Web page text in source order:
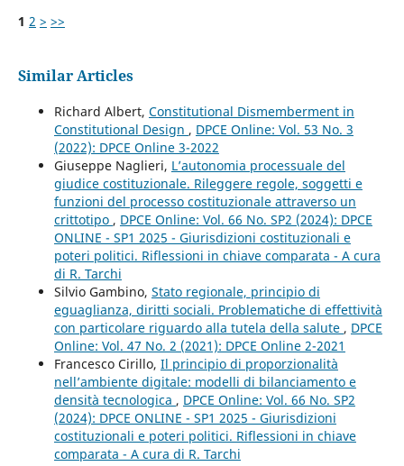
1 2 > >>
Similar Articles
Richard Albert, Constitutional Dismemberment in
Constitutional Design , DPCE Online: Vol. 53 No. 3
(2022): DPCE Online 3-2022
Giuseppe Naglieri, L’autonomia processuale del
giudice costituzionale. Rileggere regole, soggetti e
funzioni del processo costituzionale attraverso un
crittotipo , DPCE Online: Vol. 66 No. SP2 (2024): DPCE
ONLINE - SP1 2025 - Giurisdizioni costituzionali e
poteri politici. Riflessioni in chiave comparata - A cura
di R. Tarchi
Silvio Gambino, Stato regionale, principio di
eguaglianza, diritti sociali. Problematiche di effettività
con particolare riguardo alla tutela della salute , DPCE
Online: Vol. 47 No. 2 (2021): DPCE Online 2-2021
Francesco Cirillo, Il principio di proporzionalità
nell’ambiente digitale: modelli di bilanciamento e
densità tecnologica , DPCE Online: Vol. 66 No. SP2
(2024): DPCE ONLINE - SP1 2025 - Giurisdizioni
costituzionali e poteri politici. Riflessioni in chiave
comparata - A cura di R. Tarchi